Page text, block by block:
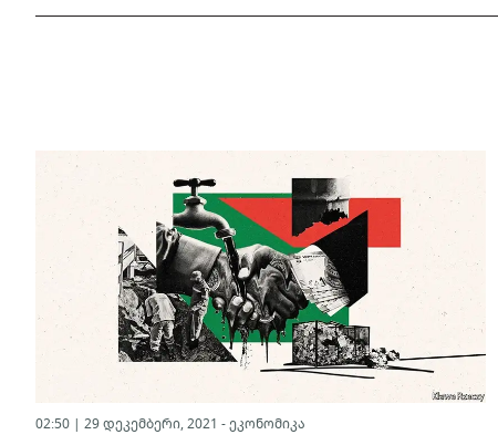
02:50 | 29 დეკემბერი, 2021 - ეკონომიკა